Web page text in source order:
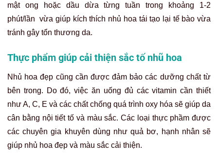
mật ong hoặc dầu dừa từng tuần trong khoảng 1-2
phút/lần vừa giúp kích thích nhủ hoa tái tạo lại tế bào vừa
tránh gây tổn thương da.
Thực phẩm giúp cải thiện sắc tố nhũ hoa
Nhủ hoa đẹp cũng cần được đảm bảo các dưỡng chất từ
bên trong. Do đó, việc ăn uống đủ các vitamin cần thiết
như A, C, E và các chất chống quá trình oxy hóa sẽ giúp da
cân bằng nội tiết tố và màu sắc. Các loại thực phầm được
các chuyên gia khuyên dùng như quả bơ, hạnh nhân sẽ
giúp nhủ hoa đẹp và màu sắc cải thiện.